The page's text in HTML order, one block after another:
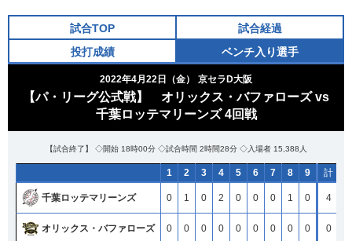
試合TOP
試合経過
投打成績
ベンチ入り選手
2022年4月22日（金） 京セラD大阪
【パ・リーグ公式戦】 オリックス・バファローズ vs
千葉ロッテマリーンズ 4回戦
【試合終了】 ◇開始 18時00分 ◇試合時間 2時間28分 ◇入場者 15,388人
1 2 3 4 5 6 7 8 9 計
千葉ロッテマリーンズ 0 1 0 2 0 0 0 1 0 4
オリックス・バファローズ 0 0 0 0 0 0 0 0 0 0
1 2 3 4 5 6 7 8 9 計
千葉ロッテマリーンズ 0 1 0 2 0 0 0 1 0 4
オリックス・バファローズ 0 0 0 0 0 0 0 0 0 0
1 2 3 4 5 6 7 8 9 計
千葉ロッテマリーンズ 0 1 0 2 0 0 0 1 0 4
オリックス・バファローズ 0 0 0 0 0 0 0 0 0 0
1 2 3 4 5 6 7 8 9 計
千葉ロッテマリーンズ 0 1 0 2 0 0 0 1 0 4
オリックス・バファローズ 0 0 0 0 0 0 0 0 0 0